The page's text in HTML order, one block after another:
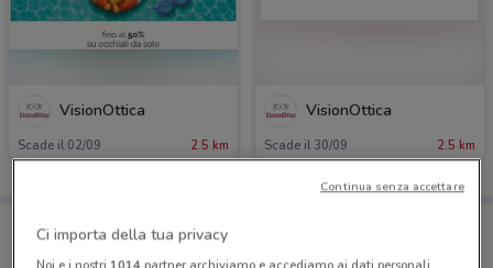
VisionOttica
Scade il 02/09 2.5 km
VisionOttica
Scade il 30/09 2.5 km
Puoi trovare le migliori offerte dei negozi vicino a te,
salvarle e creare la tua lista del risparmio, comodamente
Ci importa della tua privacy
Continua senza accettare